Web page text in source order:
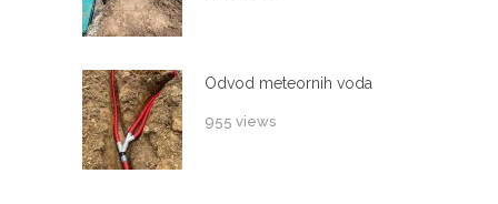
Odvod meteornih voda
955 views